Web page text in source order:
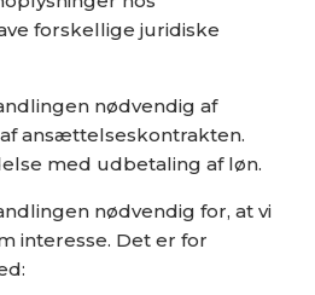
forskellige juridiske
nødvendig af
ansættelseskontrakten.
med udbetaling af løn.
nødvendig for, at vi
interesse. Det er for